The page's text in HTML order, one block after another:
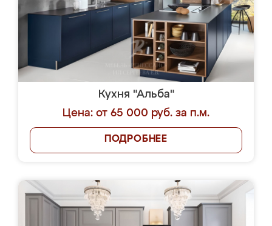
Кухня "Альба"
Цена: от 65 000 руб. за п.м.
ПОДРОБНЕЕ